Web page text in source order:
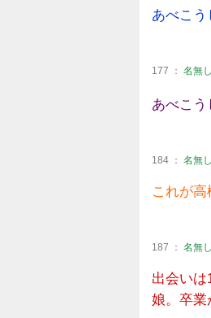
あべこう
177 ： 名無
あべこう
184 ： 名無
これが
187 ： 名無
出会いは
娘。卒業